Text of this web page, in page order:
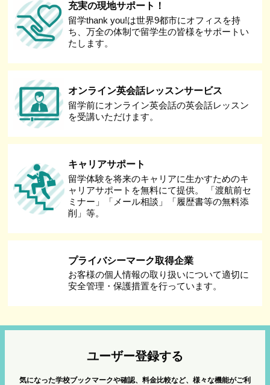
充実の現地サポート！
留学thank you!は世界9都市にオフィスを持
ち、万全の体制で留学生の皆様をサポートい
たします。
オンライン英会話レッスンサービス
留学前にオンライン英会話の英会話レッスン
を受講いただけます。
キャリアサポート
留学体験を将来のキャリアに生かすためのキ
ャリアサポートを無料にて提供。 「渡航前セ
ミナー」「メール相談」「履歴書等の無料添
削」等。
プライバシーマーク取得企業
お客様の個人情報の取り扱いについて適切に
安全管理・保護措置を行っています。
ユーザー登録する
気になった学校ブックマークや確認、料金比較など、様々な機能がご利